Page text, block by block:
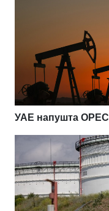
УАЕ напушта OPEC